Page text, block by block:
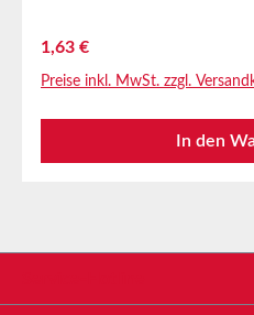
Hitze- und
PackgüternPaletten
elektronischen
raft auf
ndsfrei
Regulärer Preis:
1,63 €
Preise inkl. MwSt. zzgl.
In den